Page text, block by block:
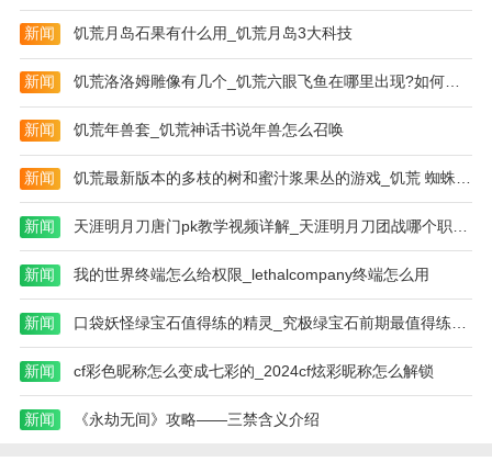
以来。
更新日志
1、95分支持多品类同步；
2.用户体验优化；
3.修复已知的错误；；
新闻 饥荒月岛石果有什么用_饥荒月岛3大科技
新闻 饥荒洛洛姆雕像有几个_饥荒六眼飞鱼在哪里出现?如何击杀的
新闻 饥荒年兽套_饥荒神话书说年兽怎么召唤
新闻 饥荒最新版本的多枝的树和蜜汁浆果丛的游戏_饥荒 蜘蛛腺体怎么得到
新闻 天涯明月刀唐门pk教学视频详解_天涯明月刀团战哪个职业厉害
新闻 我的世界终端怎么给权限_lethalcompany终端怎么用
新闻 口袋妖怪绿宝石值得练的精灵_究极绿宝石前期最值得练的6个精灵
新闻 cf彩色昵称怎么变成七彩的_2024cf炫彩昵称怎么解锁
新闻 《永劫无间》攻略——三禁含义介绍